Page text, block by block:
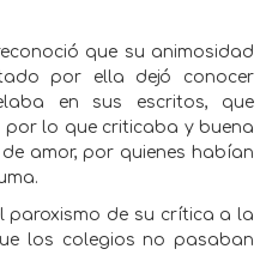
que su animosidad
por ella dejó conocer
en sus escritos, que
lo que criticaba y buena
amor, por quienes habían
paroxismo de su crítica a la
los colegios no pasaban